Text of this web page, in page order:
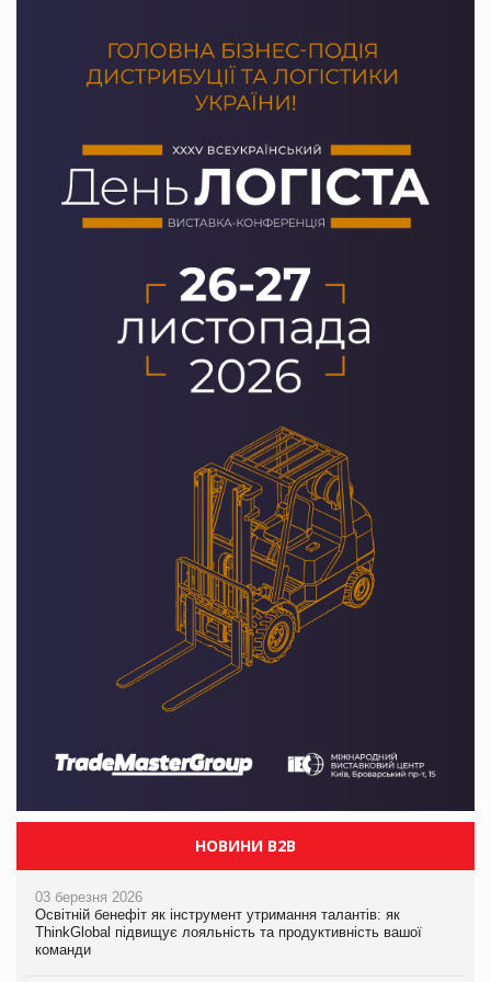
НОВИНИ B2B
03 березня 2026
Освітній бенефіт як інструмент утримання талантів: як
ThinkGlobal підвищує лояльність та продуктивність вашої
команди